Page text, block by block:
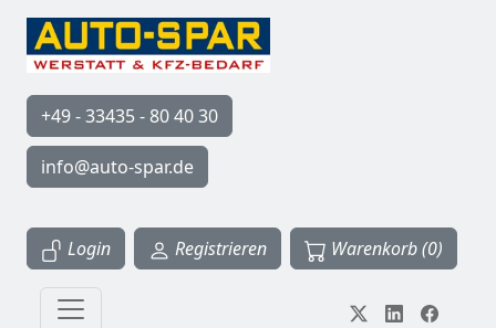
+49 - 33435 - 80 40 30
info@auto-spar.de
Login Registrieren Warenkorb (0)